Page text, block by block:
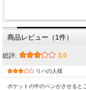
商品レビュー（1件）
総評: 3.0
リハの人様
ポケットの中のペンがさせると